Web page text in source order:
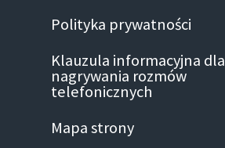
Polityka prywatności
Klauzula informacyjna dla
nagrywania rozmów
telefonicznych
Mapa strony